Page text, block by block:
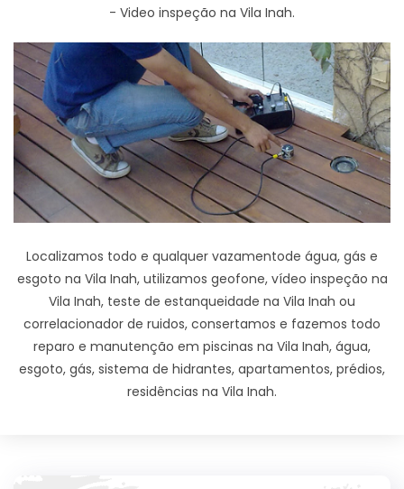
- Video inspeção na Vila Inah.
Localizamos todo e qualquer vazamentode água, gás e
esgoto na Vila Inah, utilizamos geofone, vídeo inspeção na
Vila Inah, teste de estanqueidade na Vila Inah ou
correlacionador de ruidos, consertamos e fazemos todo
reparo e manutenção em piscinas na Vila Inah, água,
esgoto, gás, sistema de hidrantes, apartamentos, prédios,
residências na Vila Inah.